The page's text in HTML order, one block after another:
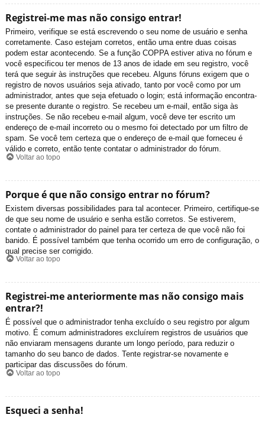
Registrei-me mas não consigo entrar!
Primeiro, verifique se está escrevendo o seu nome de usuário e senha
corretamente. Caso estejam corretos, então uma entre duas coisas
podem estar acontecendo. Se a função COPPA estiver ativa no fórum e
você especificou ter menos de 13 anos de idade em seu registro, você
terá que seguir às instruções que recebeu. Alguns fóruns exigem que o
registro de novos usuários seja ativado, tanto por você como por um
administrador, antes que seja efetuado o login; está informação encontra-
se presente durante o registro. Se recebeu um e-mail, então siga às
instruções. Se não recebeu e-mail algum, você deve ter escrito um
endereço de e-mail incorreto ou o mesmo foi detectado por um filtro de
spam. Se você tem certeza que o endereço de e-mail que forneceu é
válido e correto, então tente contatar o administrador do fórum.
Voltar ao topo
Porque é que não consigo entrar no fórum?
Existem diversas possibilidades para tal acontecer. Primeiro, certifique-se
de que seu nome de usuário e senha estão corretos. Se estiverem,
contate o administrador do painel para ter certeza de que você não foi
banido. É possível também que tenha ocorrido um erro de configuração, o
qual precise ser corrigido.
Voltar ao topo
Registrei-me anteriormente mas não consigo mais
entrar?!
É possível que o administrador tenha excluído o seu registro por algum
motivo. É comum administradores excluírem registros de usuários que
não enviaram mensagens durante um longo período, para reduzir o
tamanho do seu banco de dados. Tente registrar-se novamente e
participar das discussões do fórum.
Voltar ao topo
Esqueci a senha!